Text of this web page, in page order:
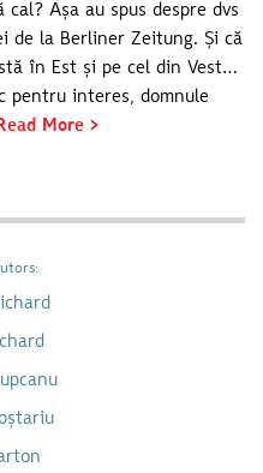
Așa au spus despre dvs
de la Berliner Zeitung. Și că
în Est și pe cel din Vest…
pentru interes, domnule
More >